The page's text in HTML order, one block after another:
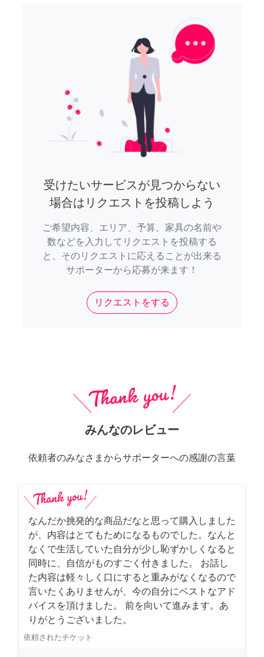
受けたいサービスが見つからない
場合はリクエストを投稿しよう
ご希望内容、エリア、予算、家具の名前や
数などを入力してリクエストを投稿する
と、そのリクエストに応えることが出来る
サポーターから応募が来ます！
リクエストをする
みんなのレビュー
依頼者のみなさまからサポーターへの感謝の言葉
なんだか挑発的な商品だなと思って購入しました
が、内容はとてもためになるものでした。なんと
なくで生活していた自分が少し恥ずかしくなると
同時に、自信がものすごく付きました。 お話し
た内容は軽々しく口にすると重みがなくなるので
言いたくありませんが、今の自分にベストなアド
バイスを頂けました。 前を向いて進みます。あ
りがとうございました。
依頼されたチケット